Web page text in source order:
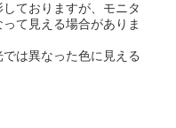
ておりますが、モニタ
て見える場合がありま
は異なった色に見える